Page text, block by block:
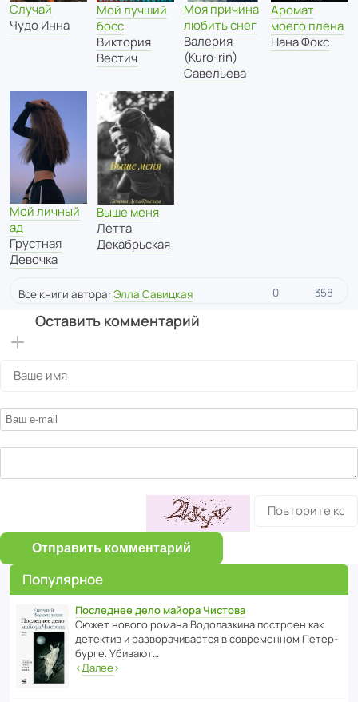
Случай
Чудо Инна
Мой лучший
босс
Виктория
Вестич
Моя причина
любить снег
Валерия
(Kuro-rin)
Савельева
Аромат
моего плена
Нана Фокс
Мой личный
ад
Грустная
Девочка
Выше меня
Летта
Декабрьская
Все книги автора: Элла Савицкая 0 358
Оставить комментарий
Отправить комментарий
Популярное
Последнее дело майора Чистова
Сюжет нового романа Водо­ла­з­кина пост­роен как
дете­ктив и разво­ра­чи­ва­ется в совре­менном Пете­р­
бурге. Убивают…
‹Далее›